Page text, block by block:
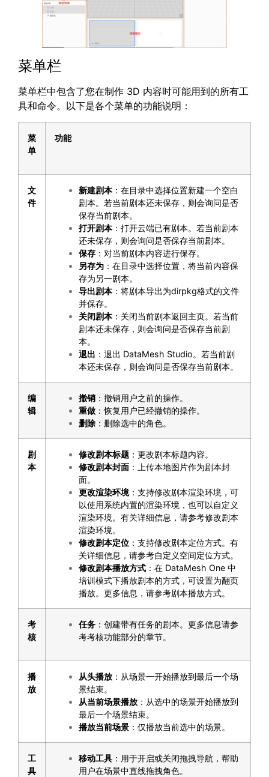
菜单栏
菜单栏中包含了您在制作 3D 内容时可能用到的所有工
具和命令。以下是各个菜单的功能说明：
菜
单
功能
文
件
新建剧本：在目录中选择位置新建一个空白
剧本。若当前剧本还未保存，则会询问是否
保存当前剧本。
打开剧本：打开云端已有剧本。若当前剧本
还未保存，则会询问是否保存当前剧本。
保存 ：对当前剧本内容进行保存。
另存为 ：在目录中选择位置，将当前内容保
存为另一剧本。
导出剧本：将剧本导出为dirpkg格式的文件
并保存。
关闭剧本：关闭当前剧本返回主页。若当前
剧本还未保存，则会询问是否保存当前剧
本。
退出 ：退出 DataMesh Studio。若当前剧
本还未保存，则会询问是否保存当前剧本。
编
辑
撤销 ：撤销用户之前的操作。
重做 ：恢复用户已经撤销的操作。
删除：删除选中的角色。
剧
本
修改剧本标题 ：更改剧本标题内容。
修改剧本封面 ：上传本地图片作为剧本封
面。
更改渲染环境：支持修改剧本渲染环境，可
以使用系统内置的渲染环境，也可以自定义
渲染环境。有关详细信息，请参考修改剧本
渲染环境。
修改剧本定位 ：支持修改剧本定位方式。有
关详细信息，请参考自定义空间定位方式。
修改剧本播放方式 ：在 DataMesh One 中
培训模式下播放剧本的方式，可设置为翻页
播放。更多信息，请参考剧本播放方式。
考
核
任务 ：创建带有任务的剧本。更多信息请参
考考核功能部分的章节。
播
放
从头播放 ：从场景一开始播放到最后一个场
景结束。
从当前场景播放 ：从选中的场景开始播放到
最后一个场景结束。
播放当前场景 ：仅播放当前选中的场景。
工
具
移动工具 ：用于开启或关闭拖拽导航，帮助
用户在场景中直线拖拽角色。